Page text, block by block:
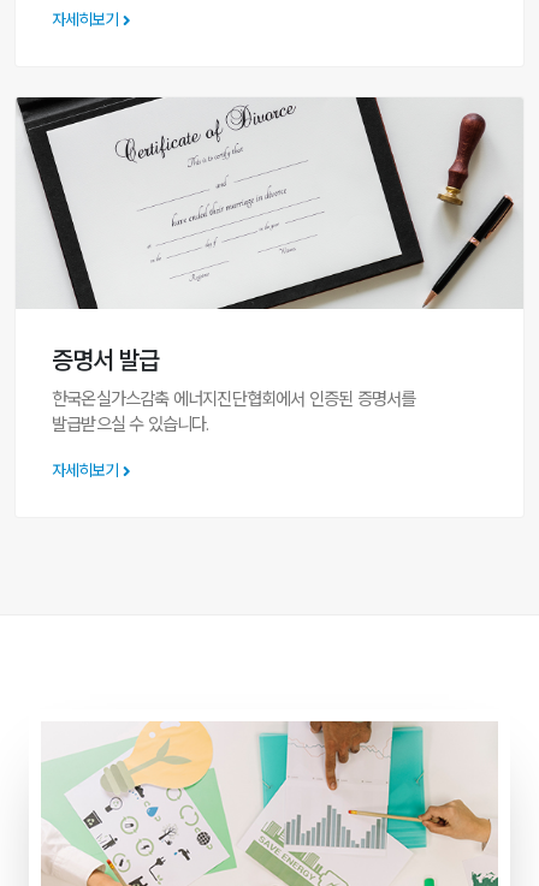
자세히보기
증명서 발급
한국온실가스감축 에너지진단협회에서 인증된 증명서를
발급받으실 수 있습니다.
자세히보기